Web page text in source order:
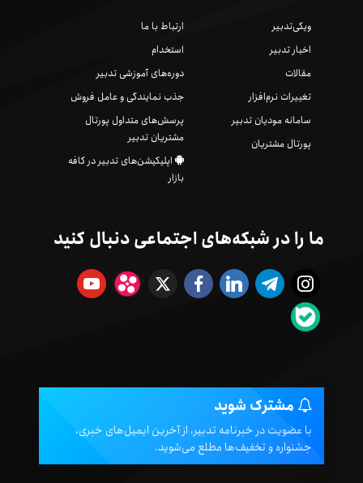
ویکی‌تدبیر
اخبار تدبیر
مقالات
تغییرات نرم‌افزار
سامانه مودیان تدبیر
پورتال مشتریان
ارتباط با ما
استخدام
دوره‌های آموزشی تدبیر
جذب نمایندگی و عامل فروش
پرسش‌های متداول پورتال
مشتریان تدبیر
اپلیکیشن‌های تدبیر در کافه
بازار
ما را در شبکه‌های اجتماعی دنبال کنید
مشترک شوید
با عضویت در خبرنامه تدبیر، از آخرین ایمیل‌های خبری،
جشنواره و تخفیف‌ها مطلع می‌شوید.